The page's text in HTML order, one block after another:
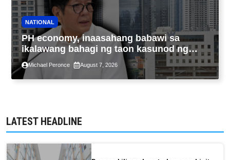
NATIONAL
PH economy, inaasahang babawi sa
ikalawang bahagi ng taon kasunod ng
2.3% GDP dulot ng Middle East war,
pagkaantala ng public construction
Michael Peronce August 7, 2026
LATEST HEADLINE